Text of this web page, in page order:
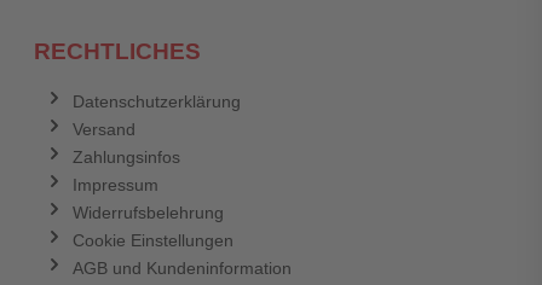
RECHTLICHES
Datenschutzerklärung
Versand
Zahlungsinfos
Impressum
Widerrufsbelehrung
Cookie Einstellungen
AGB und Kundeninformation